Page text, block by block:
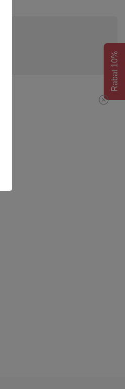
Rabat 10%